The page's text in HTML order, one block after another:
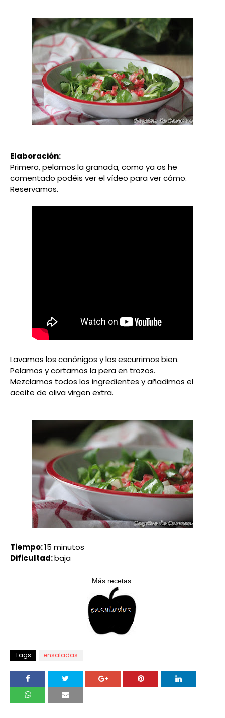
Elaboración:
Primero, pelamos la granada, como ya os he
comentado podéis ver el vídeo para ver cómo.
Reservamos.
Lavamos los canónigos y los escurrimos bien.
Pelamos y cortamos la pera en trozos.
Mezclamos todos los ingredientes y añadimos el
aceite de oliva virgen extra.
Tiempo:15 minutos
Dificultad:baja
Más recetas:
Tags ensaladas